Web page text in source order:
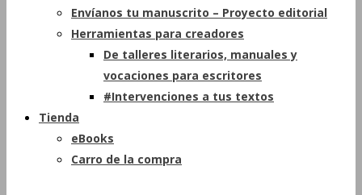
Envíanos tu manuscrito – Proyecto editorial
Herramientas para creadores
De talleres literarios, manuales y
vocaciones para escritores
#Intervenciones a tus textos
Tienda
eBooks
Carro de la compra